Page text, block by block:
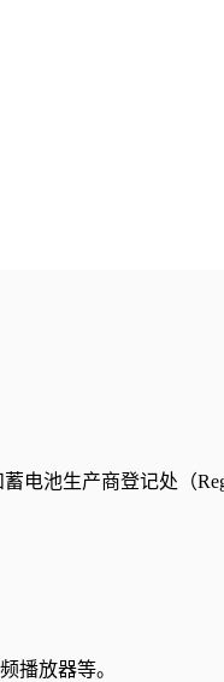
生产商登记处（
播放器等。